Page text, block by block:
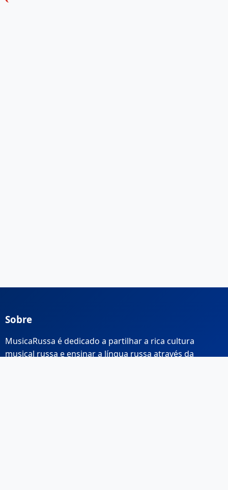
Sobre
MusicaRussa é dedicado a partilhar a rica cultura
musical russa e ensinar a língua russa através da